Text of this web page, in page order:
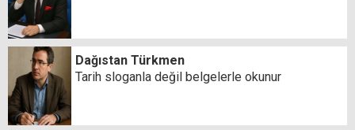
Dağıstan Türkmen
Tarih sloganla değil belgelerle okunur